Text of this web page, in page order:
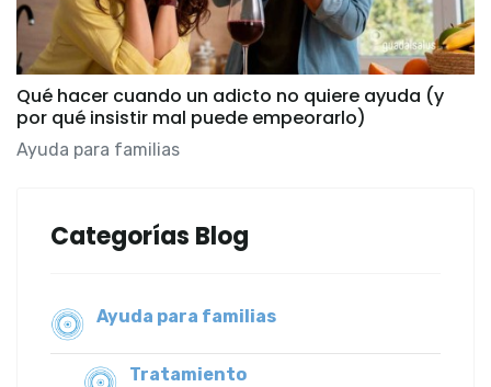
Qué hacer cuando un adicto no quiere ayuda (y
por qué insistir mal puede empeorarlo)
Ayuda para familias
Categorías Blog
Ayuda para familias
Tratamiento